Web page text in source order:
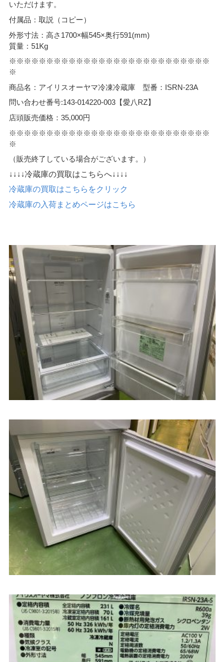
いただけます。
付属品：取説（コピー）
外形寸法：高さ1700×幅545×奥行591(mm)
質量：51Kg
※※※※※※※※※※※※※※※※※※※※※※※※※※※
※
商品名：アイリスオーヤマ冷凍冷蔵庫 型番：ISRN-23A
問い合わせ番号:143-014220-003【愛八RZ】
店頭販売価格：35,000円
※※※※※※※※※※※※※※※※※※※※※※※※※※※
※
（販売終了している場合がございます。）
↓↓↓↓冷蔵庫の買取はこちらへ↓↓↓↓
冷蔵庫の買取はこちらをクリック
冷蔵庫の入荷まとめページはこちら